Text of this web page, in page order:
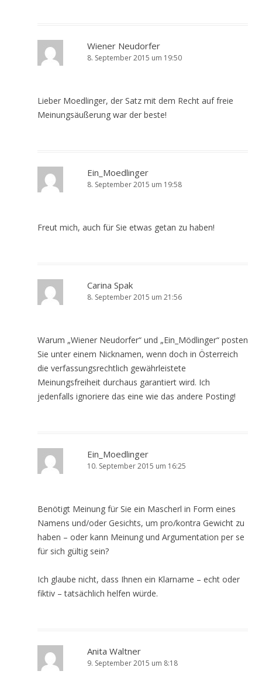
Wiener Neudorfer
8. September 2015 um 19:50
Lieber Moedlinger, der Satz mit dem Recht auf freie
Meinungsäußerung war der beste!
Ein_Moedlinger
8. September 2015 um 19:58
Freut mich, auch für Sie etwas getan zu haben!
Carina Spak
8. September 2015 um 21:56
Warum „Wiener Neudorfer“ und „Ein_Mödlinger“ posten
Sie unter einem Nicknamen, wenn doch in Österreich
die verfassungsrechtlich gewährleistete
Meinungsfreiheit durchaus garantiert wird. Ich
jedenfalls ignoriere das eine wie das andere Posting!
Ein_Moedlinger
10. September 2015 um 16:25
Benötigt Meinung für Sie ein Mascherl in Form eines
Namens und/oder Gesichts, um pro/kontra Gewicht zu
haben – oder kann Meinung und Argumentation per se
für sich gültig sein?
Ich glaube nicht, dass Ihnen ein Klarname – echt oder
fiktiv – tatsächlich helfen würde.
Anita Waltner
9. September 2015 um 8:18